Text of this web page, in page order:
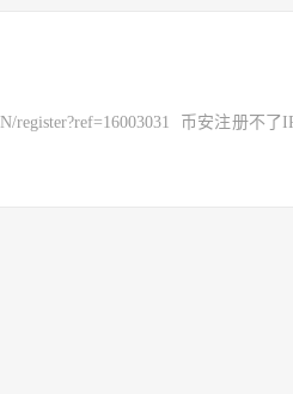
register?ref=16003031 币安注册不了